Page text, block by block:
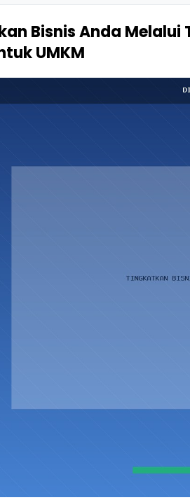
Bisnis Anda
UMKM